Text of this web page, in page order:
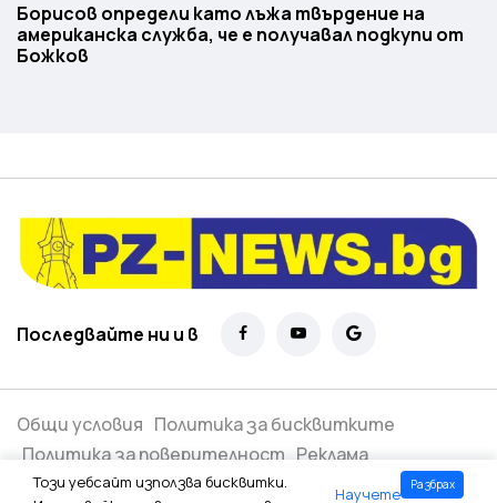
Борисов определи като лъжа твърдение на
американска служба, че е получавал подкупи от
Божков
Последвайте ни и в
Общи условия Политика за бисквитките
Политика за поверителност Реклама
Всички права запазени ©
Този уебсайт използва бисквитки.
Научете Разбрах